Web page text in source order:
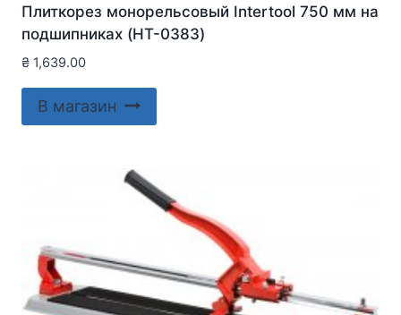
Плиткорез монорельсовый Intertool 750 мм на
подшипниках (HT-0383)
₴ 1,639.00
В магазин